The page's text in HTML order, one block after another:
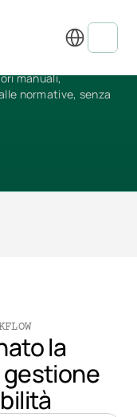
L'unico software di cui avrai mai bisogno per gestire
manuali,
normative, senza
la
Select Language